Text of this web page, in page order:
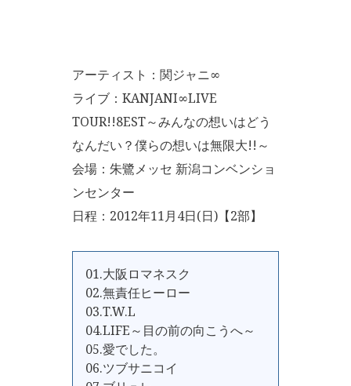
アーティスト：関ジャニ∞
ライブ：KANJANI∞LIVE
TOUR!!8EST～みんなの想いはどう
なんだい？僕らの想いは無限大!!～
会場：朱鷺メッセ 新潟コンベンショ
ンセンター
日程：2012年11月4日(日)【2部】
01.大阪ロマネスク
02.無責任ヒーロー
03.T.W.L
04.LIFE～目の前の向こうへ～
05.愛でした。
06.ツブサニコイ